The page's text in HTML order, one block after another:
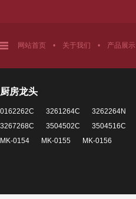
网站首页 • 关于我们 • 产品展示
厨房龙头
0162262C 3261264C 3262264N
3267268C
3504502C 3504516C
MK-0154
MK-0155 MK-0156